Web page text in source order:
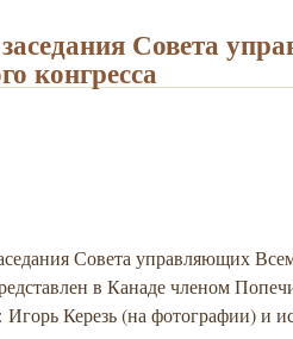
Совета
конгресса
Совета управляющих
в Канаде членом
Керезь (на фотографии) и